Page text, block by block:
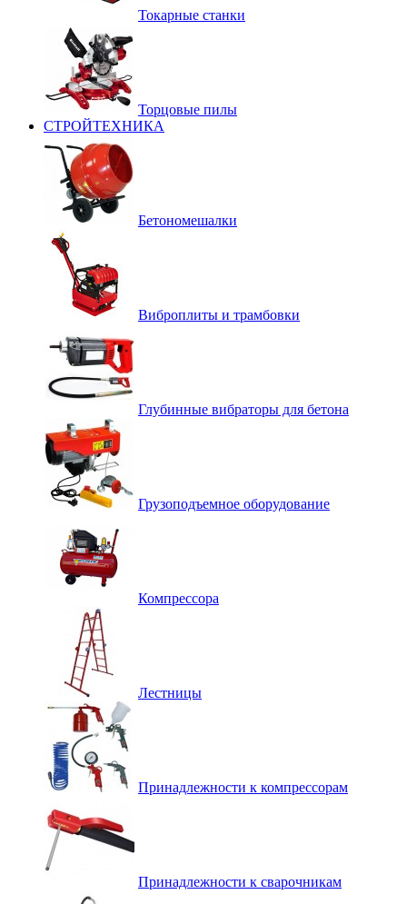
Токарные станки
Торцовые пилы
СТРОЙТЕХНИКА
Бетономешалки
Виброплиты и трамбовки
Глубинные вибраторы для бетона
Грузоподъемное оборудование
Компрессора
Лестницы
Принадлежности к компрессорам
Принадлежности к сварочникам